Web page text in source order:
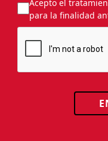
Acepto el
para la finalidad